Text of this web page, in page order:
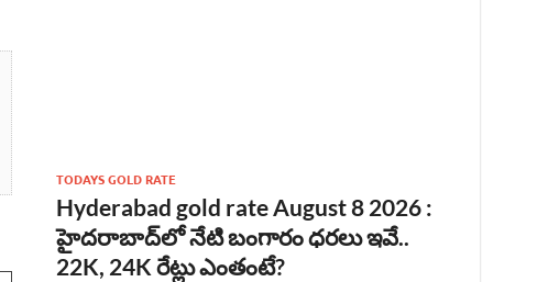
TODAYS GOLD RATE
Hyderabad gold rate August 8 2026 :
హైదరాబాద్‌లో నేటి బంగారం ధరలు ఇవే..
22K, 24K రేట్లు ఎంతంటే?